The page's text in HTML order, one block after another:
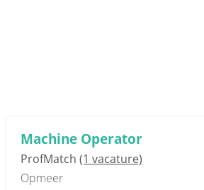
Machine Operator
ProfMatch (1 vacature)
Opmeer